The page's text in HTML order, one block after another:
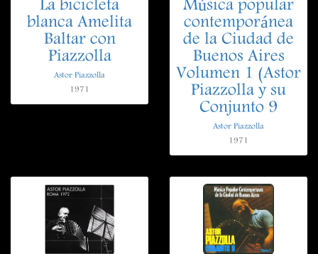
La bicicleta
blanca Amelita
Baltar con
Piazzolla
Astor Piazzolla
1971
Música popular
contemporánea
de la Ciudad de
Buenos Aires
Volumen 1 (Astor
Piazzolla y su
Conjunto 9
Astor Piazzolla
1971